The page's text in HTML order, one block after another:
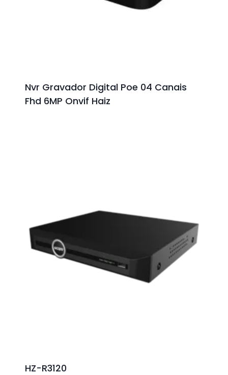
Nvr Gravador Digital Poe 04 Canais
Fhd 6MP Onvif Haiz
HZ-R3120